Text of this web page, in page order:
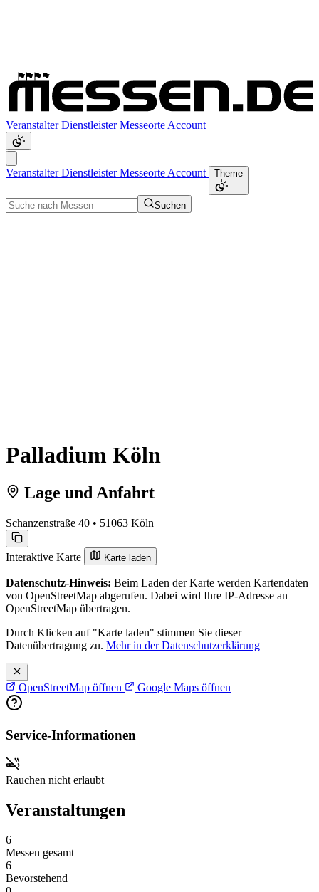
VeranstalterDienstleisterMesseorte Account
VeranstalterDienstleisterMesseorte Account Theme
Suchen
Palladium Köln
Lage und Anfahrt
Schanzenstraße 40 • 51063 Köln
Interaktive Karte Karte laden
Datenschutz-Hinweis: Beim Laden der Karte werden Kartendaten
von OpenStreetMap abgerufen. Dabei wird Ihre IP-Adresse an
OpenStreetMap übertragen.
Durch Klicken auf "Karte laden" stimmen Sie dieser
Datenübertragung zu. Mehr in der Datenschutzerklärung
OpenStreetMap öffnen Google Maps öffnen
Service-Informationen
Rauchen nicht erlaubt
Veranstaltungen
6
Messen gesamt
6
Bevorstehend